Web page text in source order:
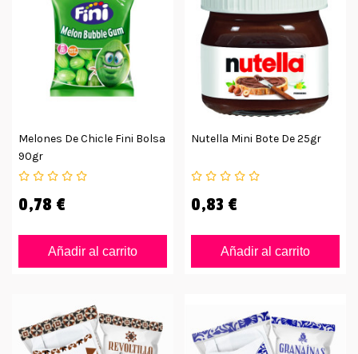
Melones De Chicle Fini Bolsa
90gr
0,78 €
Añadir al carrito
Nutella Mini Bote De 25gr
0,83 €
Añadir al carrito